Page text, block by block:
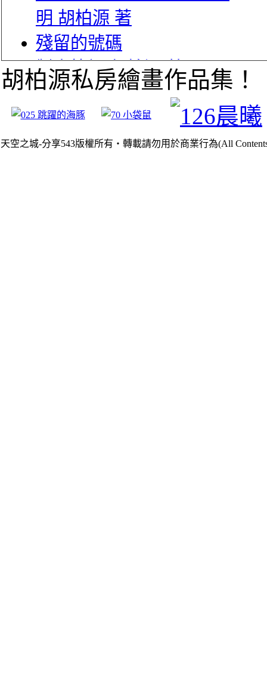
明 胡柏源 著
殘留的號碼
製毒筆記 胡柏源 著
女 組 頭 之 死 胡柏源 著
油炸奇力魚 胡柏源 著
更新日期：2026-08-06
胡柏源私房繪畫作品集！
天空之城-分享543版權所有‧轉載請勿用於商業行為(All Contents